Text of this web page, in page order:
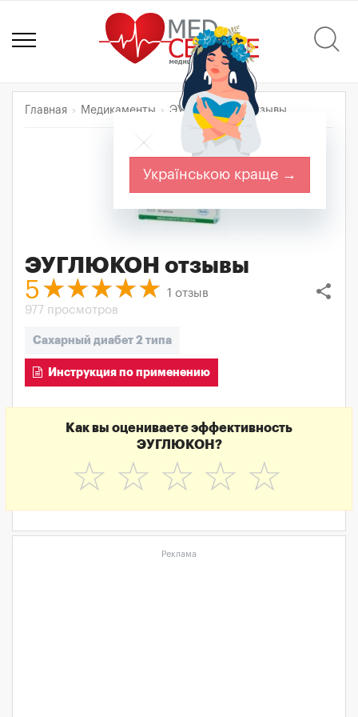
Главная Медикаменты ЭУГЛЮКОН Отзывы
ЭУГЛЮКОН отзывы
share
5 1 отзыв
977 просмотров
Сахарный диабет 2 типа
Инструкция по применению
Как вы оцениваете эффективность
ЭУГЛЮКОН?
☆
☆
☆
☆
☆
Реклама
Українською краще →